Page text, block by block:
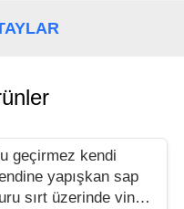
geçirmez kendi
yapışkan sap
sırt üzerinde vinil